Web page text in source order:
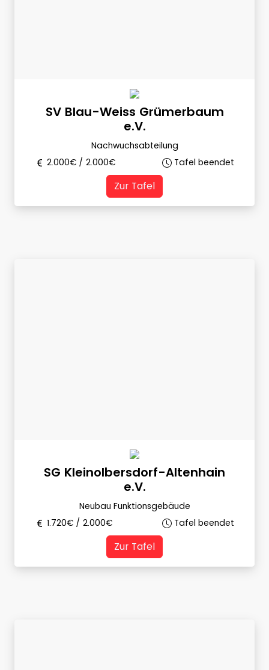
SV Blau-Weiss Grümerbaum
e.V.
Nachwuchsabteilung
2.000€ / 2.000€ Tafel beendet
Zur Tafel
SG Kleinolbersdorf-Altenhain
e.V.
Neubau Funktionsgebäude
1.720€ / 2.000€ Tafel beendet
Zur Tafel